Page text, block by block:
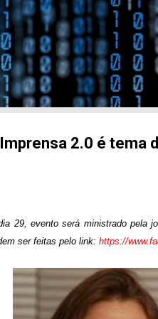
2.0 é tema
29, evento será ministrado pela
ser feitas pelo link: https://